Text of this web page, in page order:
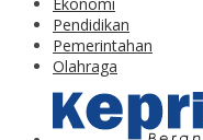
Pendidikan
Pemerintahan
Olahraga